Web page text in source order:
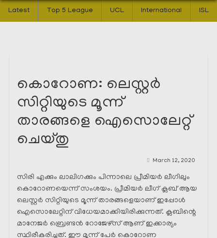
Latest Top 5 League UCL International ISL
കൊറോണ: ലെസ്റ്റർ
സിറ്റിയുടെ മൂന്ന്
താരങ്ങളെ ഐസൊലേറ്റ്
ചെയ്തു
March 12, 2020
സിരി എക്കും ലാലിഗക്കും പിന്നാലെ പ്രീമിയർ ലീഗിലും
കൊറോണയെന്ന് സംശയം. പ്രീമിയർ ലീഗ് ക്ലബ്‌ ആയ
ലെസ്റ്റർ സിറ്റിയുടെ മൂന്ന് താരങ്ങളെയാണ് ഇപ്പോൾ
ഐസൊലേറ്റിന് വിധേയമാക്കിയിരിക്കുന്നത്. ക്ലബിന്റെ
മാനേജർ ബ്രെണ്ടൻ റോജേഴ്‌സ് ആണ് ഇക്കാര്യം
സ്ഥിരീകരിച്ചത്. ഈ മൂന്ന് പേർ കൊറോണ